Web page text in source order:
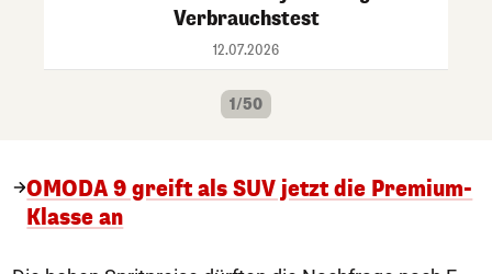
Verbrauchstest
12.07.2026
1/50
OMODA 9 greift als SUV jetzt die Premium-
Klasse an